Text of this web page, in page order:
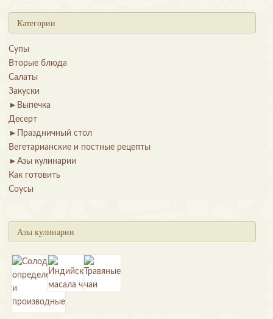
Категории
Супы
Вторые блюда
Салаты
Закуски
► Выпечка
Десерт
►
Праздничный стол
Вегетарианские и постные рецепты
► Азы кулинарии
Как готовить
Соусы
Азы кулинарии